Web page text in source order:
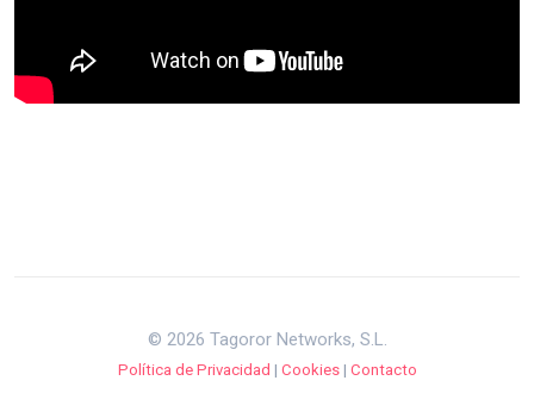
© 2026 Tagoror Networks, S.L.
Política de Privacidad | Cookies| Contacto